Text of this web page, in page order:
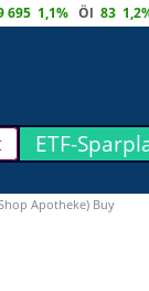
695 1,1% Öl 83
ETF-
Apotheke) Buy